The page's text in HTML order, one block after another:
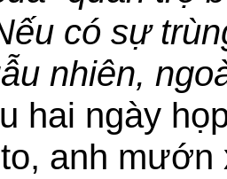
có sự
nhiên,
hai ngày
anh